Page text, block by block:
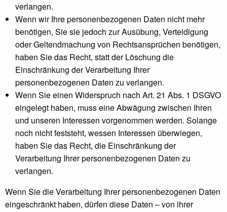
verlangen.
Wenn wir Ihre personenbezogenen Daten nicht mehr
benötigen, Sie sie jedoch zur Ausübung, Verteidigung
oder Geltendmachung von Rechtsansprüchen benötigen,
haben Sie das Recht, statt der Löschung die
Einschränkung der Verarbeitung Ihrer
personenbezogenen Daten zu verlangen.
Wenn Sie einen Widerspruch nach Art. 21 Abs. 1 DSGVO
eingelegt haben, muss eine Abwägung zwischen Ihren
und unseren Interessen vorgenommen werden. Solange
noch nicht feststeht, wessen Interessen überwiegen,
haben Sie das Recht, die Einschränkung der
Verarbeitung Ihrer personenbezogenen Daten zu
verlangen.
Wenn Sie die Verarbeitung Ihrer personenbezogenen Daten
eingeschränkt haben, dürfen diese Daten – von ihrer